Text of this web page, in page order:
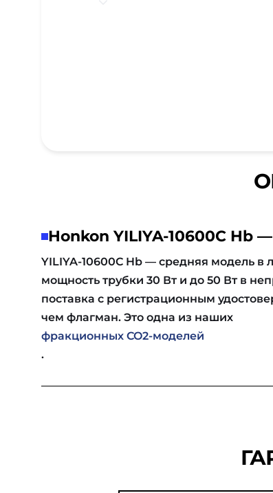
Honkon YILIYA-10600C
YILIYA-10600C Hb — средняя модель в
мощность трубки 30 Вт и до 50 Вт в
поставка с регистрационным
чем флагман. Это одна из наших
фракционных CO2-моделей
.